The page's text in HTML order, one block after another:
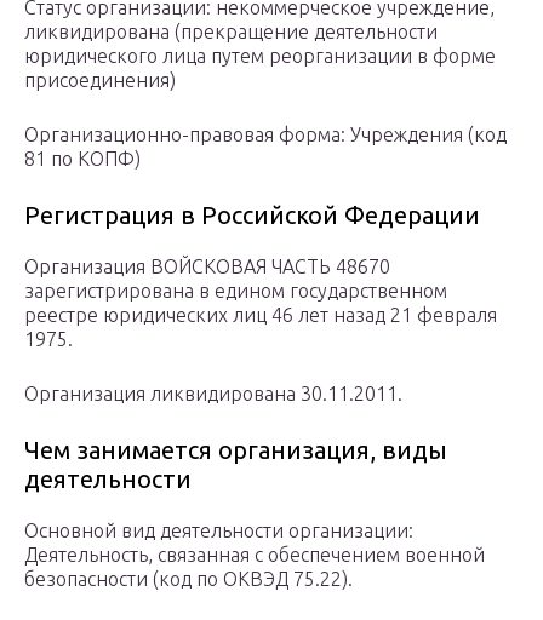
Статус организации: некоммерческое учреждение,
ликвидирована (прекращение деятельности
юридического лица путем реорганизации в форме
присоединения)
Организационно-правовая форма: Учреждения (код
81 по КОПФ)
Регистрация в Российской Федерации
Организация ВОЙСКОВАЯ ЧАСТЬ 48670
зарегистрирована в едином государственном
реестре юридических лиц 46 лет назад 21 февраля
1975.
Организация ликвидирована 30.11.2011.
Чем занимается организация, виды
деятельности
Основной вид деятельности организации:
Деятельность, связанная с обеспечением военной
безопасности (код по ОКВЭД 75.22).